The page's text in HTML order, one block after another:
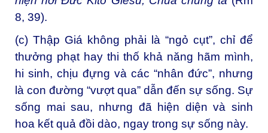
8, 39).
(c) Thập Giá không phải là “ngỏ cụt”, chỉ để
thưởng phạt hay thi thố khả năng hãm mình,
hi sinh, chịu đựng và các “nhân đức”, nhưng
là con đường “vượt qua” dẫn đến sự sống. Sự
sống mai sau, nhưng đã hiện diện và sinh
hoa kết quả đồi dào, ngay trong sự sống này.